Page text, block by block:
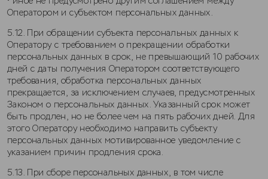
Оператором и субъектом персональных данных.
5.12. При обращении субъекта персональных данных к
Оператору с требованием о прекращении обработки
персональных данных в срок, не превышающий 10 рабочих
дней с даты получения Оператором соответствующего
требования, обработка персональных данных
прекращается, за исключением случаев, предусмотренных
Законом о персональных данных. Указанный срок может
быть продлен, но не более чем на пять рабочих дней. Для
этого Оператору необходимо направить субъекту
персональных данных мотивированное уведомление с
указанием причин продления срока.
5.13. При сборе персональных данных, в том числе